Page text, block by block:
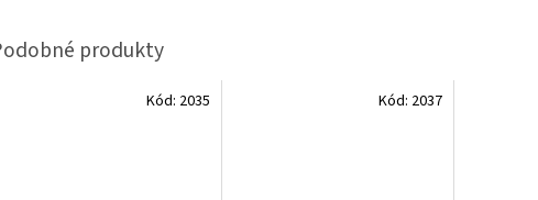
Kód: 2035 Kód: 2037